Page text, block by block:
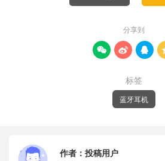
分享到
  
标签
蓝牙耳机
作者： 投稿用户